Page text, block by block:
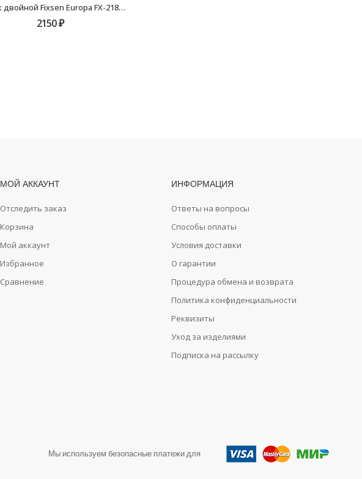
Крючок двойной Fixsen Europa FX-21805B
2150₽
МОЙ АККАУНТ
Отследить заказ
Корзина
Мой аккаунт
Избранное
Сравнение
ИНФОРМАЦИЯ
Ответы на вопросы
Способы оплаты
Условия доставки
О гарантии
Процедура обмена и возврата
Политика конфиденциальности
Реквизиты
Уход за изделиями
Подписка на рассылку
Мы используем безопасные платежи для